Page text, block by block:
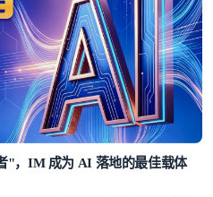
"，IM 成为 AI 落地的最佳载体